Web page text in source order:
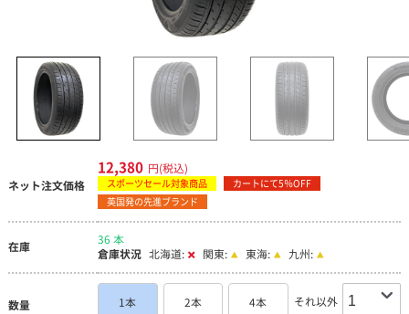
ネット注文価格
12,380 円(税込)
スポーツセール対象商品
カートにて5％OFF
英国発の先進ブランド
在庫
36 本
倉庫状況 北海道: 関東: 東海: 九州:
数量 1本 2本 4本 それ以外